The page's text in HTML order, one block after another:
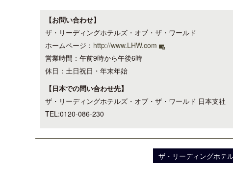
【お問い合わせ】
ザ・リーディングホテルズ・オブ・ザ・ワールド
ホームページ： http://www.LHW.com
営業時間：午前9時から午後6時
休日：土日祝日・年末年始
【日本での問い合わせ先】
ザ・リーディングホテルズ・オブ・ザ・ワールド 日本支社
TEL:0120-086-230
ザ・リーディングホテ